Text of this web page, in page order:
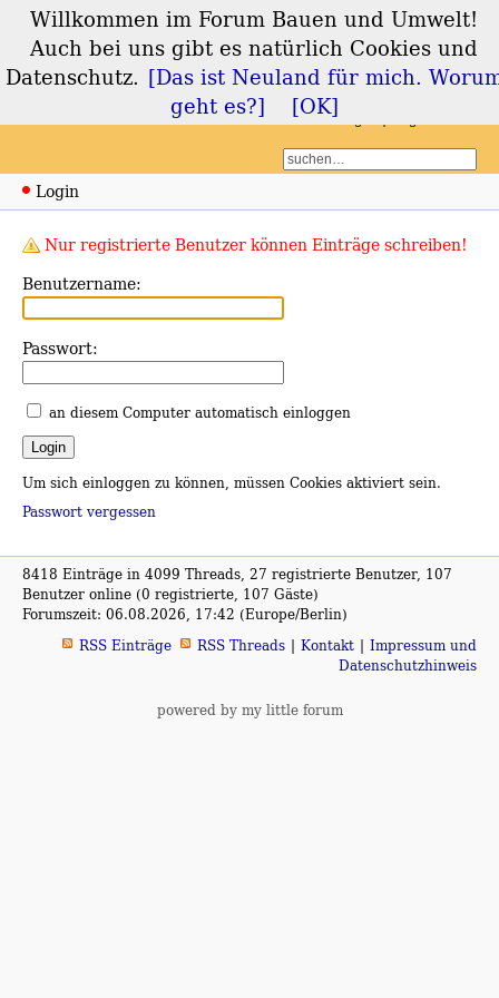
Forum Bauen und
Umwelt
Login
Nur registrierte Benutzer können Einträge schreiben!
Benutzername:
Passwort:
an diesem Computer automatisch einloggen
Um sich einloggen zu können, müssen Cookies aktiviert sein.
Passwort vergessen
8418 Einträge in 4099 Threads, 27 registrierte Benutzer, 107
Benutzer online (0 registrierte, 107 Gäste)
Forumszeit: 06.08.2026, 17:42 (Europe/Berlin)
RSS Einträge
RSS Threads Kontakt
Impressum und
Datenschutzhinweis
powered by my little forum
Willkommen im Forum Bauen und Umwelt!
Auch bei uns gibt es natürlich Cookies und
Datenschutz. [Das ist Neuland für mich.
geht es?]
[OK]